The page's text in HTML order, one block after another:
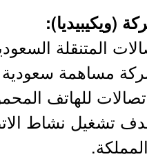
(ويكيبيديا):
المتنقلة
مساهمة
للهاتف
تشغيل نشاط